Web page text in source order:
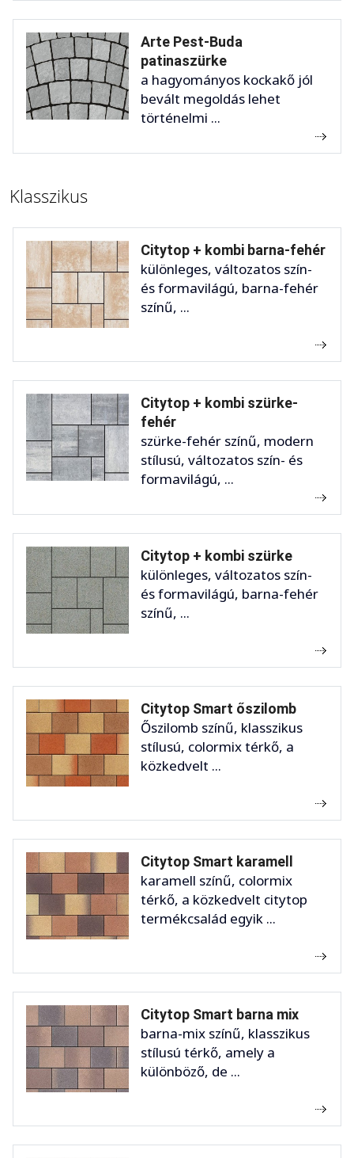
Arte Pest-Buda
patinaszürke
a hagyományos kockakő jól
bevált megoldás lehet
történelmi ...
Klasszikus
Citytop + kombi barna-fehér
különleges, változatos szín-
és formavilágú, barna-fehér
színű, ...
Citytop + kombi szürke-
fehér
szürke-fehér színű, modern
stílusú, változatos szín- és
formavilágú, ...
Citytop + kombi szürke
különleges, változatos szín-
és formavilágú, barna-fehér
színű, ...
Citytop Smart őszilomb
Őszilomb színű, klasszikus
stílusú, colormix térkő, a
közkedvelt ...
Citytop Smart karamell
karamell színű, colormix
térkő, a közkedvelt citytop
termékcsalád egyik ...
Citytop Smart barna mix
barna-mix színű, klasszikus
stílusú térkő, amely a
különböző, de ...